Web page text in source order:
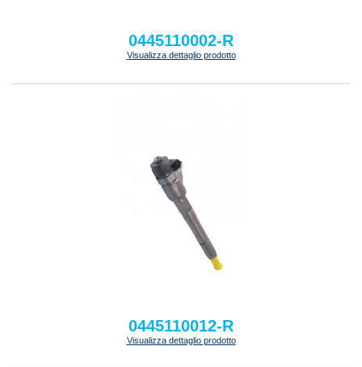
0445110002-R
Visualizza dettaglio prodotto
0445110012-R
Visualizza dettaglio prodotto